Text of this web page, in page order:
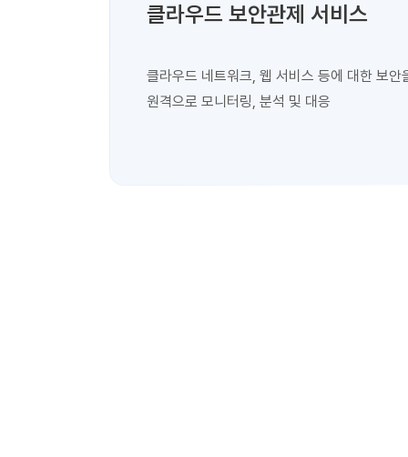
클라우드 보안관제 서비스
클라우드 네트워크, 웹 서비스 등에 대한 보안
원격으로 모니터링, 분석 및 대응